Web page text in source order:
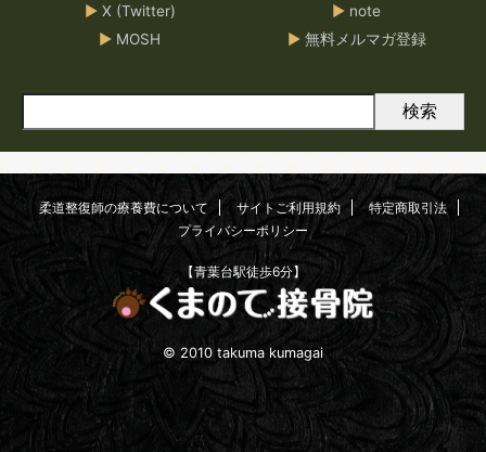
▶X (Twitter) ▶ note
▶ MOSH ▶無料メルマガ登録
検索
柔道整復師の療養費について サイトご利用規約
特定商取引法
プライバシーポリシー
【青葉台駅徒歩6分】
© 2010 takuma kumagai